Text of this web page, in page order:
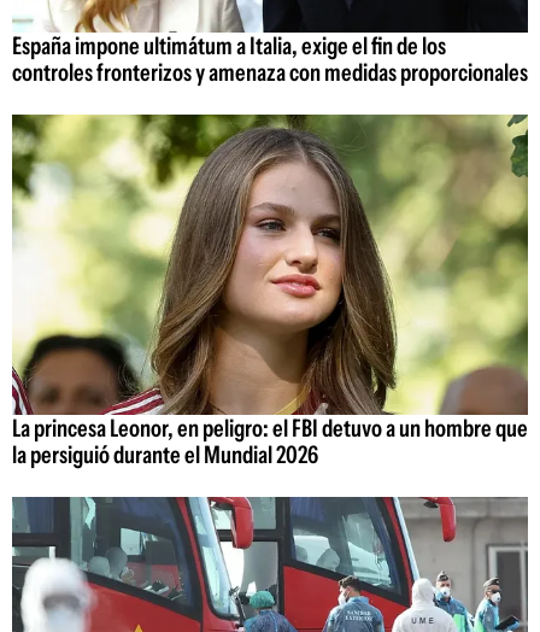
España impone ultimátum a Italia, exige el fin de los
controles fronterizos y amenaza con medidas proporcionales
La princesa Leonor, en peligro: el FBI detuvo a un hombre que
la persiguió durante el Mundial 2026